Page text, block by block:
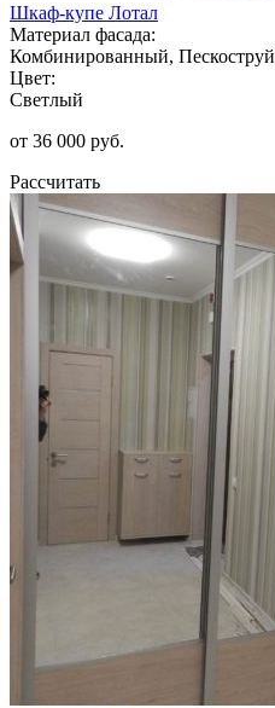
Шкаф-купе Лотал
Материал фасада:
Комбинированный, Пескоструй
Цвет:
Светлый
от 36 000 руб.
Рассчитать